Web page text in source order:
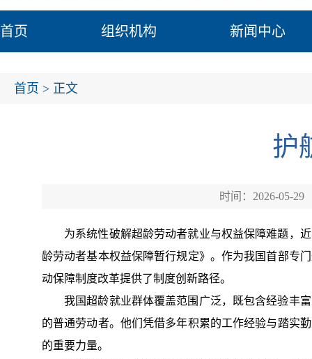
首页 组织机构 新闻中心
首页 > 正文
护
时间：2026-05-29
为系统性破解超龄劳动者就业与权益保障难题，
龄劳动者基本权益保障暂行规定》。作为我国首部专
动保障制度改革提供了制度创新路径。
我国超龄就业群体覆盖范围广泛，既包含经验丰
的普通劳动者。他们凭借多年积累的工作经验与踏实
的重要力量。